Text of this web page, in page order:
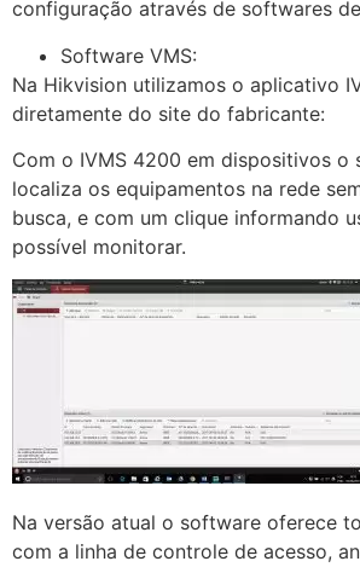
configuração através de softwares
Software VMS:
Na Hikvision utilizamos o aplicativo
diretamente do site do fabricante:
Com o IVMS 4200 em dispositivos o
localiza os equipamentos na rede
busca, e com um clique informando
possível monitorar.
Na versão atual o software oferece
com a linha de controle de acesso,